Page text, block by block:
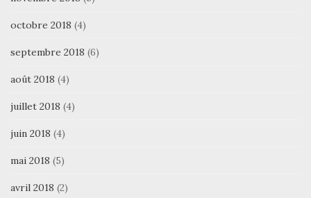
octobre 2018 (4)
septembre 2018 (6)
août 2018 (4)
juillet 2018 (4)
juin 2018 (4)
mai 2018 (5)
avril 2018 (2)